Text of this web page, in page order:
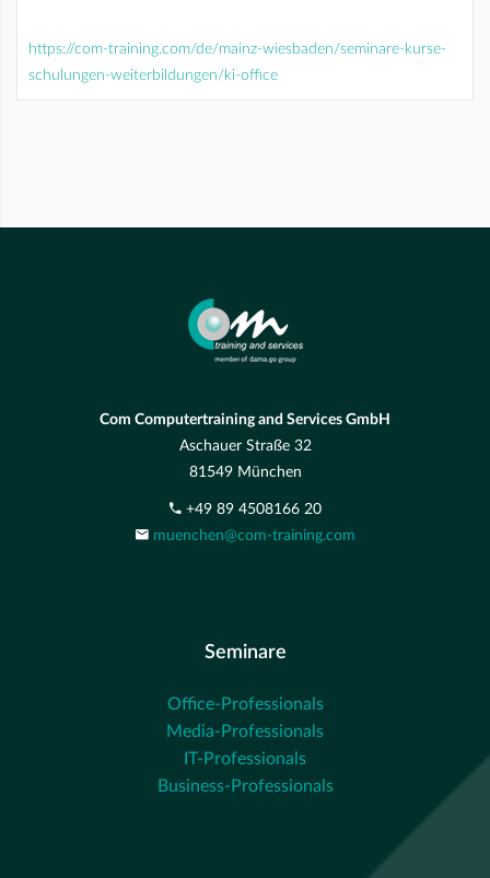
https://com-training.com/de/mainz-wiesbaden/seminare-kurse-
schulungen-weiterbildungen/ki-office
Com Computertraining and Services GmbH
Aschauer Straße 32
81549 München
+49 89 4508166 20
muenchen@com-training.com
Seminare
Office-Professionals
Media-Professionals
IT-Professionals
Business-Professionals